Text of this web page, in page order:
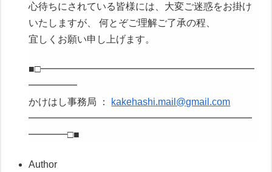
心待ちにされている皆様には、大変ご迷惑をお掛け
いたしますが、 何とぞご理解ご了承の程、
宜しくお願い申し上げます。
■□━━━━━━━━━━━━━━━━━━━━━━
━━━━━
かけはし事務局 ： kakehashi.mail@gmail.com
━━━━━━━━━━━━━━━━━━━━━━━
━━━━□■
Author